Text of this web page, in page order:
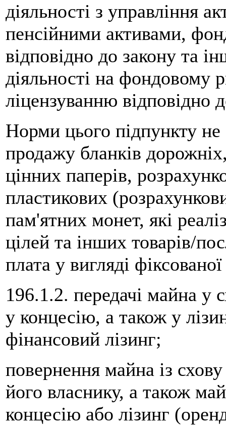
діяльності з управління
пенсійними активами,
відповідно до закону та
діяльності на фондовому
ліцензуванню відповідно
Норми цього підпункту не
продажу бланків
цінних паперів,
пластикових
пам'ятних монет, які
цілей та інших товарів/
плата у вигляді
196.1.2. передачі майна у
у концесію, а також у
фінансовий лізинг;
повернення майна із
його власнику, а також
концесію або лізинг